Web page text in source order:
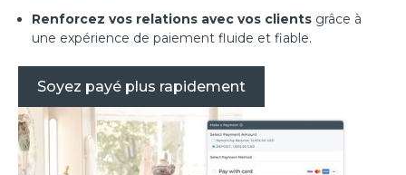
Renforcez vos relations avec vos clients grâce à
une expérience de paiement fluide et fiable.
Soyez payé plus rapidement